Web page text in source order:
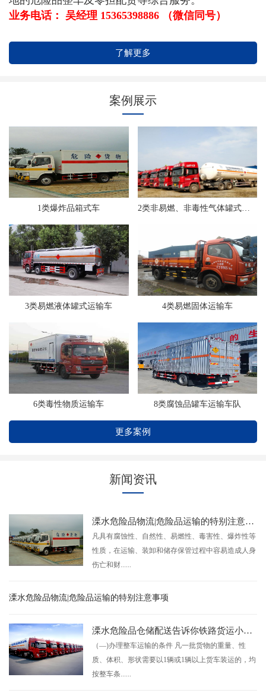
业务电话： 吴经理 15365398886 （微信同号）
了解更多
案例展示
1类爆炸品箱式车 2类非易燃、非毒性气体罐式运输车
3类易燃液体罐式运输车 4类易燃固体运输车
6类毒性物质运输车 8类腐蚀品罐车运输车队
更多案例
新闻资讯
溧水危险品物流|危险品运输的特别注意事项
凡具有腐蚀性、自然性、易燃性、毒害性、爆炸性等
性质，在运输、装卸和储存保管过程中容易造成人身
伤亡和财......
溧水危险品物流|危险品运输的特别注意事项
溧水危险品仓储配送告诉你铁路货运小常识
（—)办理整车运输的条件 凡一批货物的重量、性
质、体积、形状需要以1辆或1辆以上货车装运的，均
按整车条......